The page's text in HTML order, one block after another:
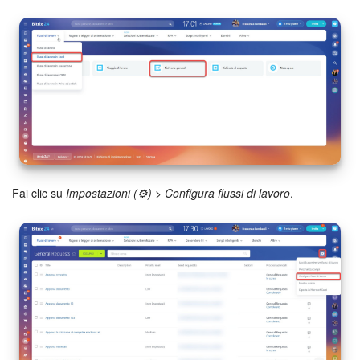
Webmail
Gruppi di lavoro
CRM
Contact Center
Sales Center
Analisi CRM
Fai clic su Impostazioni (⚙️) > Configura flussi di lavoro.